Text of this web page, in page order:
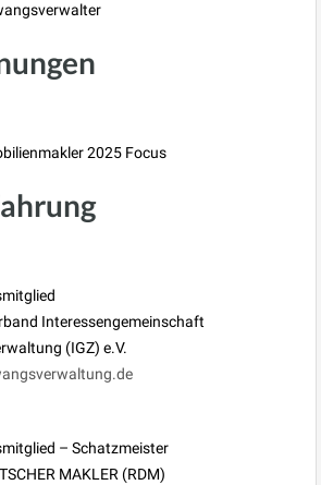
2025 Focus
Interessengemeinschaft
(IGZ) e.V.
– Schatzmeister
MAKLER (RDM)